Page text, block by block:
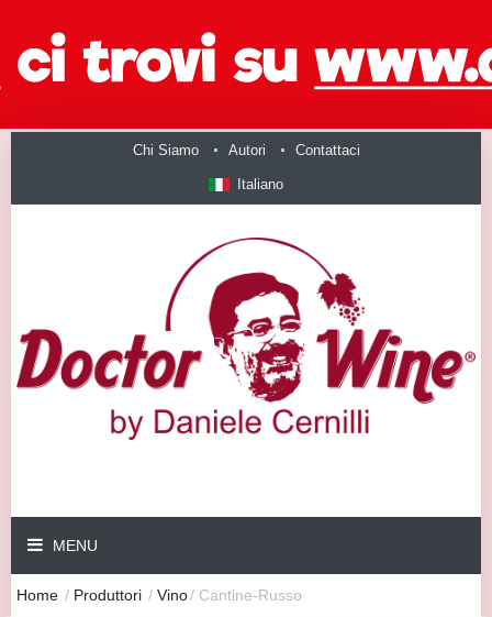
Chi Siamo Autori Contattaci
Italiano
MENU
Home / Produttori / Vino/ Cantine-Russo